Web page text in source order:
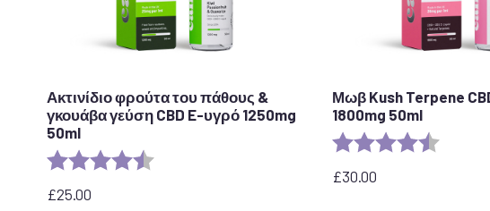
Ακτινίδιο φρούτα του πάθους &
γκουάβα γεύση CBD E-υγρό 1250mg
50ml
Αξιολόγηση:
£25.00
Μωβ Kush Terpene
1800mg 50ml
Αξιολόγηση:
£30.00